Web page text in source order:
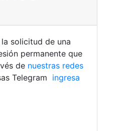
solicitud de una
permanente que
de nuestras redes
Telegram ingresa